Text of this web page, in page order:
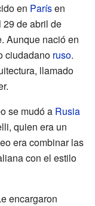
en Parísen
29 de abril de
Aunque nació en
ciudadano ruso.
llamado
se mudó a Rusia
quien era un
era combinar las
con el estilo
encargaron